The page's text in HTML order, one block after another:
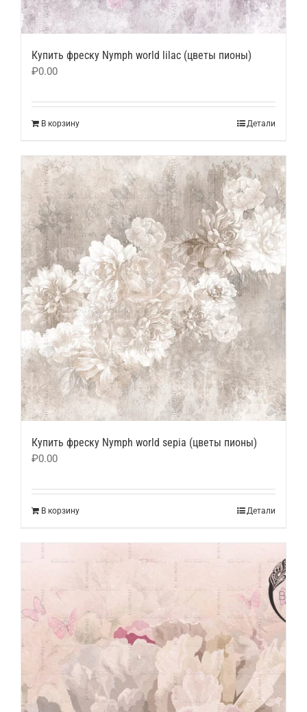
Купить фреску Nymph world lilac (цветы пионы)
₽0.00
В корзину Детали
Купить фреску Nymph world sepia (цветы пионы)
₽0.00
В корзину Детали